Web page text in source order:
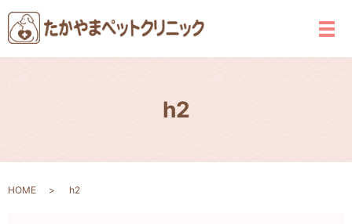
メ
h2
HOME h2